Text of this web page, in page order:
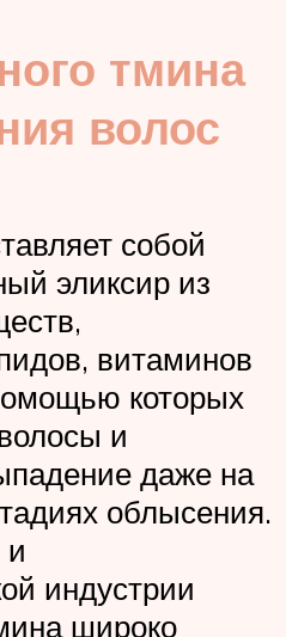
тмина
волос
собой
эликсир из
витаминов
которых
и
даже на
облысения.
и
индустрии
широко